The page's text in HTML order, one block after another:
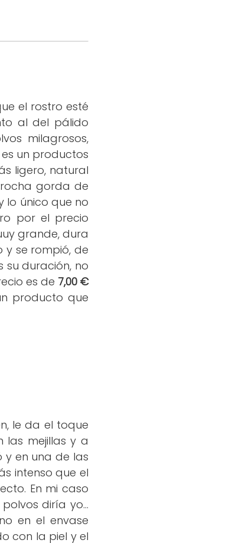
el rostro esté
al del pálido
milagrosos,
un productos
ligero, natural
gorda de
lo único que no
por el precio
grande, dura
se rompió, de
su duración, no
es de 7,00 €
producto que
le da el toque
las mejillas y a
y en una de las
intenso que el
En mi caso
diría yo...
en el envase
con la piel y el